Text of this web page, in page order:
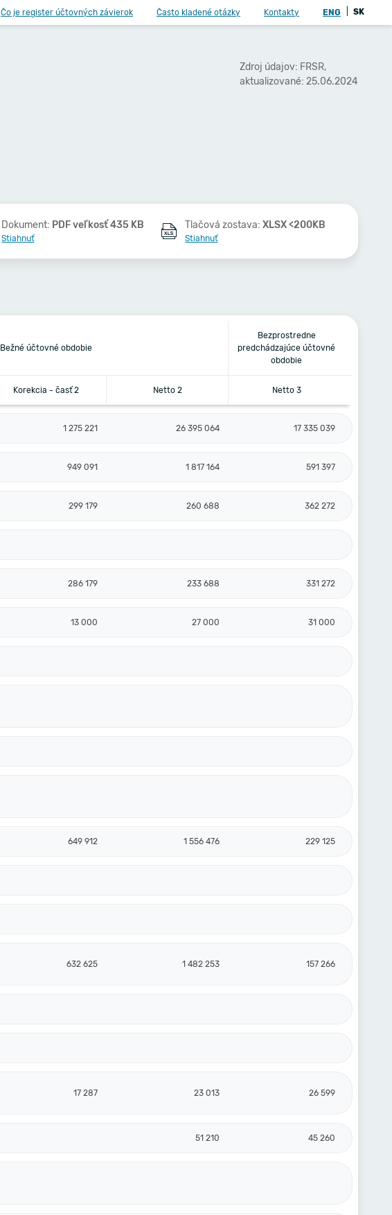
Čo je register účtovných závierok Často kladené otázky Kontakty ENG SK
Zdroj údajov: FRSR,
aktualizované: 25.06.2024
Dokument: PDF veľkosť 435 KB
Stiahnuť
Tlačová zostava:XLSX <200KB
Stiahnuť
Bežné účtovné obdobie
Bezprostredne
predchádzajúce účtovné
obdobie
Korekcia - časť 2 Netto 2 Netto 3
1 275 221 26 395 064 17 335 039
949 091 1 817 164 591 397
299 179 260 688 362 272
286 179 233 688 331 272
13 000 27 000 31 000
649 912 1 556 476 229 125
632 625 1 482 253 157 266
17 287 23 013 26 599
51 210 45 260